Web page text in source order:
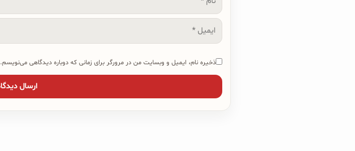
ایمیل
ذخیره نام، ایمیل و وبسایت من در مرورگر برای زمانی که دوباره دیدگاهی می‌نویسم.